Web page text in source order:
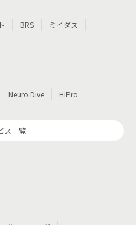
BRS
ミイダス
Neuro Dive HiPro
ス一覧